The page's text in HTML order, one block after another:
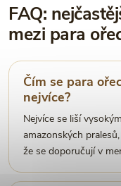
FAQ:
mezi para
Čím se para
nejvíce?
Nejvíce se liší
amazonských
že se doporučují v